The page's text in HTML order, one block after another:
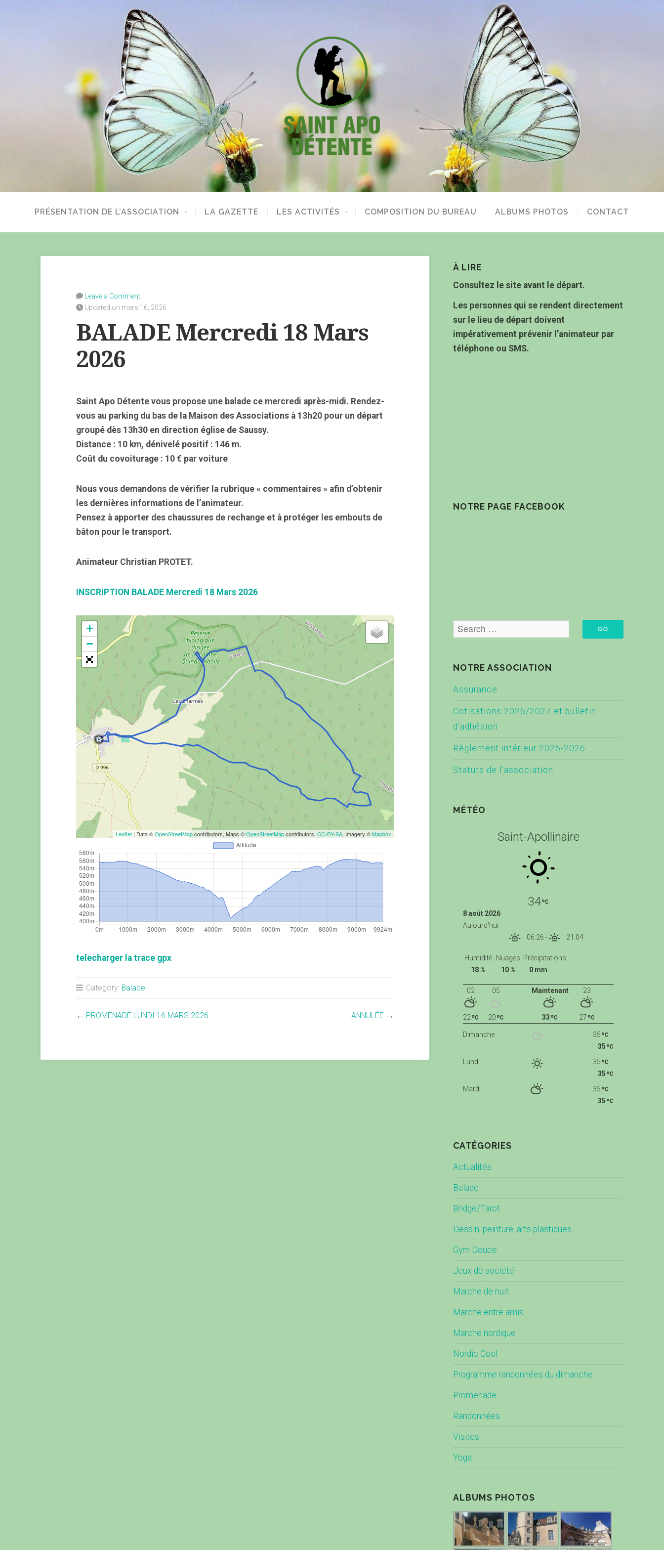
PRÉSENTATION DE L’ASSOCIATION LA GAZETTE LES ACTIVITÉS COMPOSITION DU BUREAU ALBUMS PHOTOS CONTACT
Leave a Comment
Updated on mars 16, 2026
BALADE Mercredi 18 Mars
2026
Saint Apo Détente vous propose une balade ce mercredi après-midi. Rendez-
vous au parking du bas de la Maison des Associations à 13h20 pour un départ
groupé dès 13h30 en direction église de Saussy.
Distance : 10 km, dénivelé positif : 146 m.
Coût du covoiturage : 10 € par voiture
Nous vous demandons de vérifier la rubrique « commentaires » afin d’obtenir
les dernières informations de l’animateur.
Pensez à apporter des chaussures de rechange et à protéger les embouts de
bâton pour le transport.
Animateur Christian PROTET.
INSCRIPTION BALADE Mercredi 18 Mars 2026
+
−
Leaflet | Data ©OpenStreetMapcontributors, Maps ©OpenStreetMapcontributors,CC-BY-SA, Imagery ©Mapbox
telecharger la trace gpx
Category: Balade
← PROMENADE LUNDI 16 MARS 2026 ANNULÉE →
À LIRE
Consultez le site avant le départ.
Les personnes qui se rendent directement
sur le lieu de départ doivent
impérativement prévenir l’animateur par
téléphone ou SMS.
NOTRE PAGE FACEBOOK
NOTRE ASSOCIATION
Assurance
Cotisations 2026/2027 et bulletin
d’adhésion
Règlement intérieur 2025-2026
Statuts de l’association
MÉTÉO
Saint-Apollinaire
34
8 août 2026
Aujourd'hui
06:26 - 21:04
Humidité
18 %
Nuages
10 %
Précipitations
0 mm
Maintenant
33
23
27
02
22
05
20
Dimanche
35
35
Lundi
35
35
Mardi
35
35
CATÉGORIES
Actualités
Balade
Bridge/Tarot
Dessin, peinture, arts plastiques
Gym Douce
Jeux de société
Marche de nuit
Marche entre amis
Marche nordique
Nordic Cool
Programme randonnées du dimanche
Promenade
Randonnées
Visites
Yoga
ALBUMS PHOTOS